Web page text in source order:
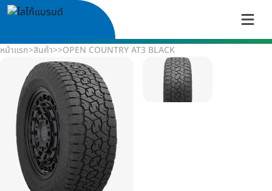
หน้าแรก>สินค้า>>OPEN COUNTRY AT3 BLACK